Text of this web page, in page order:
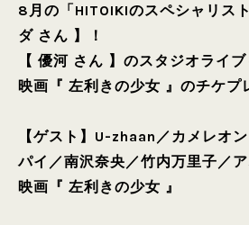
8月の「HITOIKIのスペシャリス
ダ さん 】！
【 優河 さん 】のスタジオライ
映画『 左利きの少女 』のチケプ
【ゲスト】 U-zhaan ／カメレオ
パイ ／南沢奈央／竹内万里子／
映画『 左利きの少女 』